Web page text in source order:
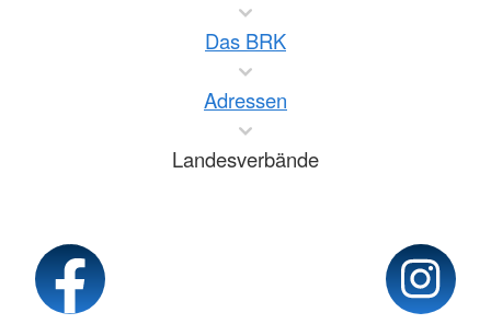
Das BRK
Adressen
Landesverbände